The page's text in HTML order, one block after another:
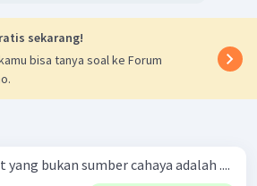
sekarang!
bisa tanya soal ke Forum
bukan sumber cahaya adalah ....